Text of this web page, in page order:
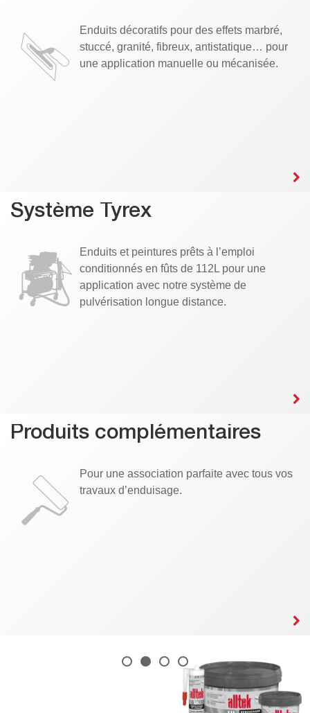
Enduits décoratifs pour des effets marbré,
stuccé, granité, fibreux, antistatique… pour
une application manuelle ou mécanisée.
Système Tyrex
Enduits et peintures prêts à l’emploi
conditionnés en fûts de 112L pour une
application avec notre système de
pulvérisation longue distance.
Produits complémentaires
Pour une association parfaite avec tous vos
travaux d’enduisage.